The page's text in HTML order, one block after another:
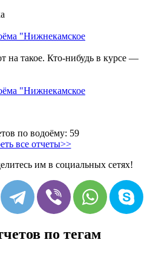
"Нижнекамское
на такое. Кто-нибудь в курсе —
"Нижнекамское
по водоёму: 59
все отчеты>>
им в социальных сетях!
по тегам